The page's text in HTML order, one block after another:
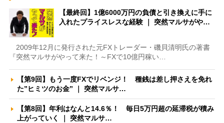
【最終回】1億6000万円の負債と引き換えに手に
入れたプライスレスな経験 ｜ 突然マルサがや…
2009年12月に発行された元FXトレーダー・磯貝清明氏の著書
『突然マルサがやって来た！～FXで10億円稼い…
【第9回】もう一度FXでリベンジ！ 種銭は差し押さえを免れ
た”ヒミツのお金” ｜ 突然マルサ…
【第8回】年利はなんと14.6％！ 毎日5万円超の延滞税が積み
上がっていく ｜ 突然マルサ…